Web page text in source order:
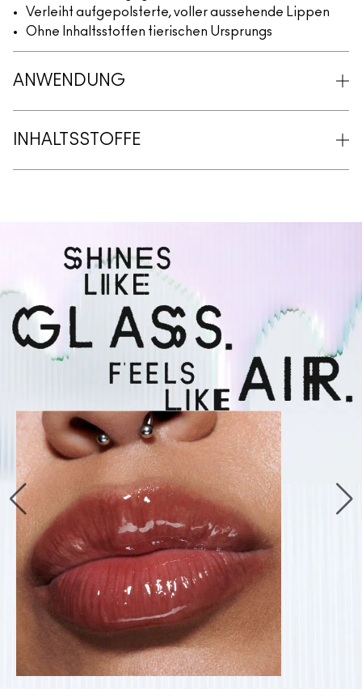
Verleiht aufgepolsterte, voller aussehende Lippen
Ohne Inhaltsstoffen tierischen Ursprungs
ANWENDUNG
INHALTSSTOFFE